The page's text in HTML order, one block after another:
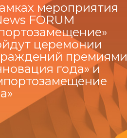
мероприятия
FORUM
церемонии
премиями
года» и